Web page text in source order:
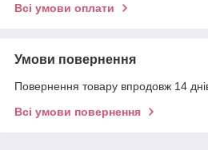
Всі умови оплати
Умови повернення
Повернення товару впродовж 14
Всі умови повернення